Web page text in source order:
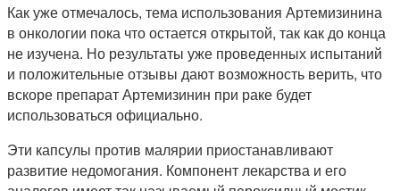
Как уже отмечалось, тема использования Артемизинина
в онкологии пока что остается открытой, так как до конца
не изучена. Но результаты уже проведенных испытаний
и положительные отзывы дают возможность верить, что
вскоре препарат Артемизинин при раке будет
использоваться официально.
Эти капсулы против малярии приостанавливают
развитие недомогания. Компонент лекарства и его